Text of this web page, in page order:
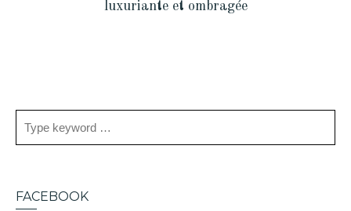
luxuriante et ombragée
FACEBOOK